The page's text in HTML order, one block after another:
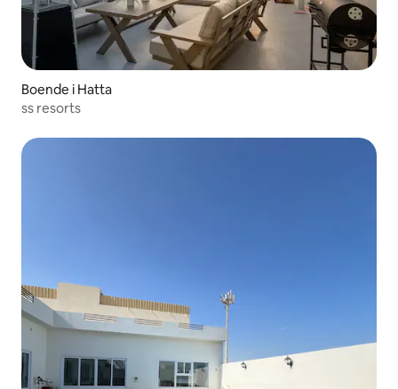
Boende i Hatta
ss resorts